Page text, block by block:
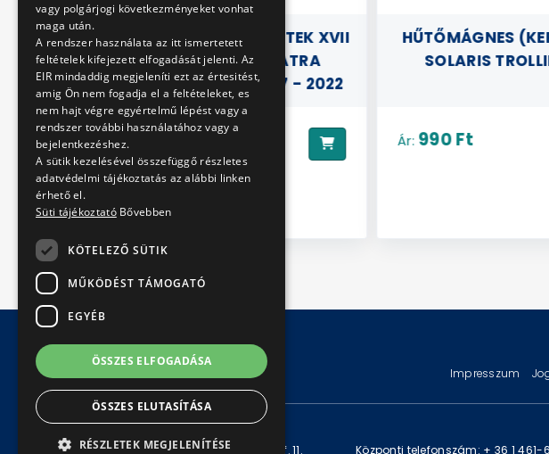
KÖZLEKEDÉSI FÜZETEK XVII
- A SZEGEDI TATRA
VILLAMOSOK 1997 - 2022
Ár: 3000 Ft
HŰTŐMÁGNES
SOLARIS
990 Ft
Impresszum
KAPCSOLAT
Levelezési cím: 1980 Budapest, Pf. 11. Központi telefonszám: + 36 1
vagy polgárjogi következményeket vonhat
maga után.
A rendszer használata az itt ismertetett
feltételek kifejezett elfogadását jelenti. Az
EIR mindaddig megjeleníti ezt az értesitést,
amig Ön nem fogadja el a feltételeket, es
nem hajt végre egyértelmű lépést vagy a
rendszer további használatához vagy a
bejelentkezéshez.
A sütik kezelésével összefüggő részletes
adatvédelmi tájékoztatás az alábbi linken
érhető el.
Süti tájékoztató Bővebben
KÖTELEZŐ SÜTIK
MŰKÖDÉST TÁMOGATÓ
EGYÉB
ÖSSZES ELFOGADÁSA
ÖSSZES ELUTASÍTÁSA
RÉSZLETEK MEGJELENÍTÉSE